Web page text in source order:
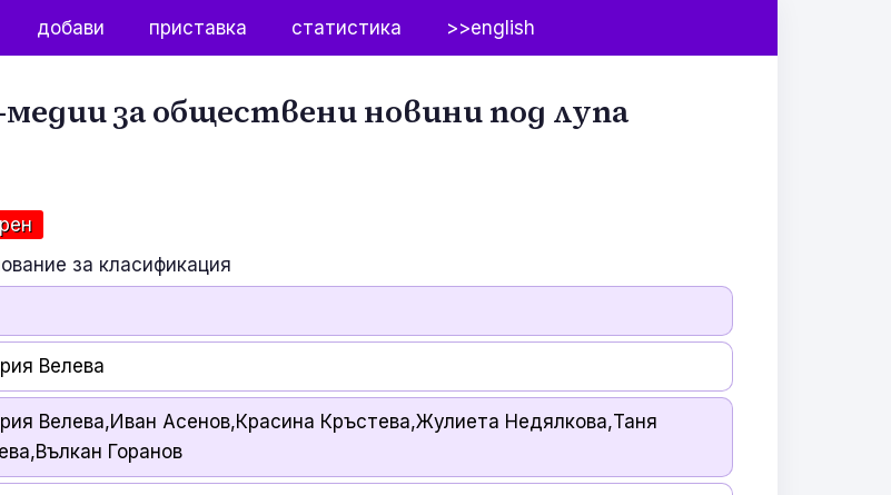
добави приставка статистика >>english
за обществени новини под лупа
за класификация
Велева
Велева,Иван Асенов,Красина Кръстева,Жулиета Недялкова,Таня
Горанов